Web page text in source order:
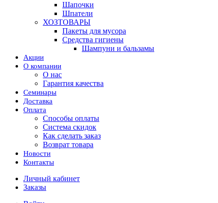
Шапочки
Шпатели
ХОЗТОВАРЫ
Пакеты для мусора
Средства гигиены
Шампуни и бальзамы
Акции
О компании
О нас
Гарантия качества
Семинары
Доставка
Оплата
Способы оплаты
Система скидок
Как сделать заказ
Возврат товара
Новости
Контакты
Личный кабинет
Заказы